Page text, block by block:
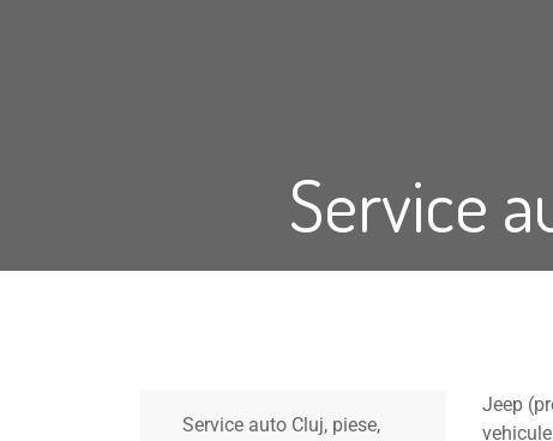
Service
Service auto Cluj, piese,
Jeep
vehicule